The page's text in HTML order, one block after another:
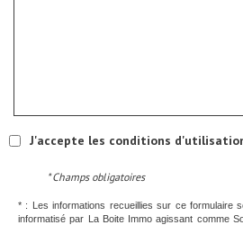
J'accepte les conditions
* Champs obligatoires
* : Les informations recueillies sur ce formulaire
informatisé par La Boite Immo agissant comme